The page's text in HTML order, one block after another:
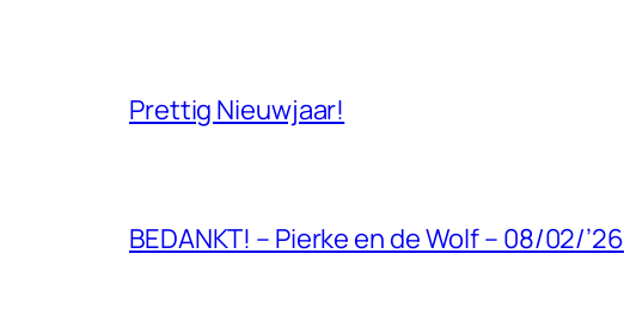
Prettig Nieuwjaar!
BEDANKT! – Pierke en de Wolf – 08/02/’26